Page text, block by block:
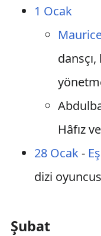
1 Ocak
Hâfız
28 Ocak-
dizi
Şubat